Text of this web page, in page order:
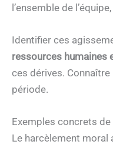
l’ensemble de
Identifier ces
ressources humaines
ces dérives. Connaître
période.
Exemples concrets
Le harcèlement moral